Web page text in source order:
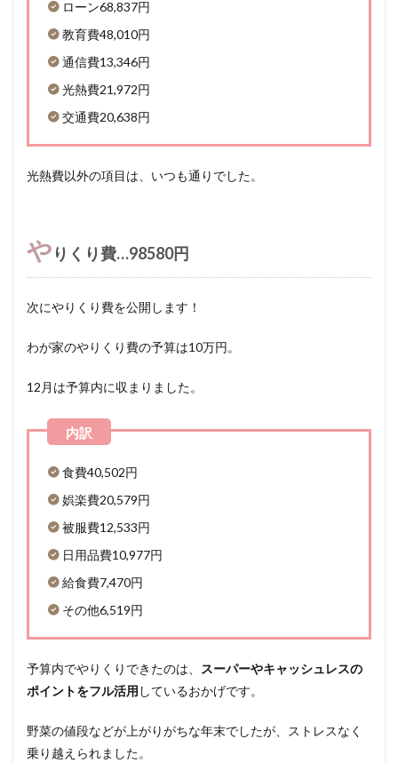
ローン68,837円
教育費48,010円
通信費13,346円
光熱費21,972円
交通費20,638円
光熱費以外の項目は、いつも通りでした。
や りくり費…98580円
次にやりくり費を公開します！
⁡わが家のやりくり費の予算は10万円。
12月は予算内に収まりました。
食費40,502円
娯楽費20,579円
被服費12,533円
日用品費10,977円
給食費7,470円
その他6,519円
予算内でやりくりできたのは、
スーパーやキャッシュレスの
ポイントをフル活用 しているおかげです。
野菜の値段などが上がりがちな年末でしたが、ストレスなく
乗り越えられました。